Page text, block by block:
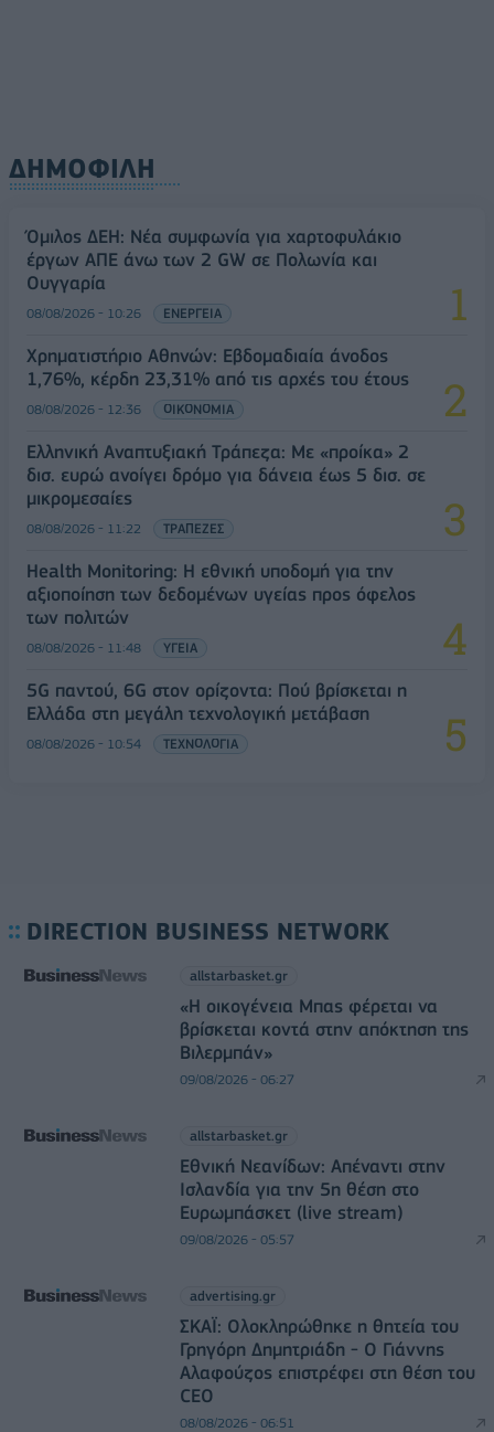
ΔΗΜΟΦΙΛΗ
Όμιλος ΔΕΗ: Νέα συμφωνία για χαρτοφυλάκιο
έργων ΑΠΕ άνω των 2 GW σε Πολωνία και
Ουγγαρία
08/08/2026 - 10:26 ΕΝΕΡΓΕΙΑ
Χρηματιστήριο Αθηνών: Εβδομαδιαία άνοδος
1,76%, κέρδη 23,31% από τις αρχές του έτους
08/08/2026 - 12:36 ΟΙΚΟΝΟΜΙΑ
Ελληνική Αναπτυξιακή Τράπεζα: Με «προίκα» 2
δισ. ευρώ ανοίγει δρόμο για δάνεια έως 5 δισ. σε
μικρομεσαίες
08/08/2026 - 11:22 ΤΡΑΠΕΖΕΣ
Health Monitoring: Η εθνική υποδομή για την
αξιοποίηση των δεδομένων υγείας προς όφελος
των πολιτών
08/08/2026 - 11:48 ΥΓΕΙΑ
5G παντού, 6G στον ορίζοντα: Πού βρίσκεται η
Ελλάδα στη μεγάλη τεχνολογική μετάβαση
08/08/2026 - 10:54 ΤΕΧΝΟΛΟΓΙΑ
DIRECTION BUSINESS NETWORK
allstarbasket.gr
«Η οικογένεια Μπας φέρεται να
βρίσκεται κοντά στην απόκτηση της
Βιλερμπάν»
09/08/2026 - 06:27
allstarbasket.gr
Εθνική Νεανίδων: Απέναντι στην
Ισλανδία για την 5η θέση στο
Ευρωμπάσκετ (live stream)
09/08/2026 - 05:57
advertising.gr
ΣΚΑΪ: Ολοκληρώθηκε η θητεία του
Γρηγόρη Δημητριάδη - Ο Γιάννης
Αλαφούζος επιστρέφει στη θέση του
CEO
08/08/2026 - 06:51